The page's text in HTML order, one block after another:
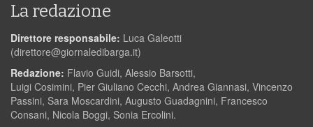
La redazione
Direttore responsabile: Luca Galeotti
(direttore@giornaledibarga.it)
Redazione: Flavio Guidi, Alessio Barsotti,
Luigi Cosimini, Pier Giuliano Cecchi, Andrea Giannasi, Vincenzo
Passini, Sara Moscardini, Augusto Guadagnini, Francesco
Consani, Nicola Boggi, Sonia Ercolini.